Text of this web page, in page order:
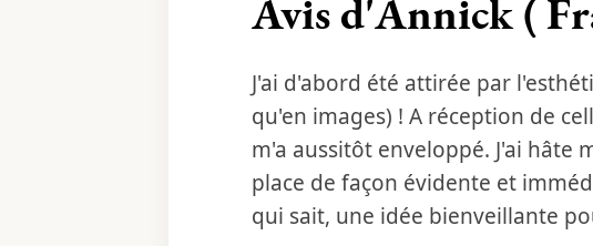
Avis d'Annick (
J'ai d'abord été attirée par
qu'en images) ! A réception de
m'a aussitôt enveloppé. J'ai hâte
place de façon évidente et
qui sait, une idée bienveillante